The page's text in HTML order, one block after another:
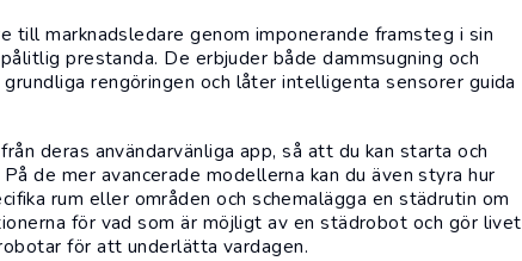
till marknadsledare genom imponerande framsteg i sin
prestanda. De erbjuder både dammsugning och
rengöringen och låter intelligenta sensorer guida
deras användarvänliga app, så att du kan starta och
de mer avancerade modellerna kan du även styra hur
rum eller områden och schemalägga en städrutin om
för vad som är möjligt av en städrobot och gör livet
för att underlätta vardagen.